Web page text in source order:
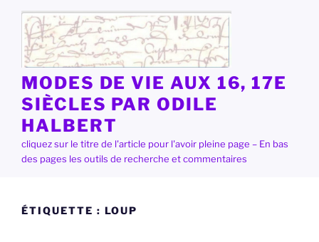
contenu
principal
MODES DE VIE AUX 16, 17E
SIÈCLES PAR ODILE
HALBERT
cliquez sur le titre de l'article pour l'avoir pleine page – En bas
des pages les outils de recherche et commentaires
ÉTIQUETTE : LOUP